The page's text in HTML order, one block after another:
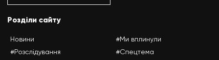
Розділи сайту
Новини
#Розслідування
#Ми вплинули
#Спецтема